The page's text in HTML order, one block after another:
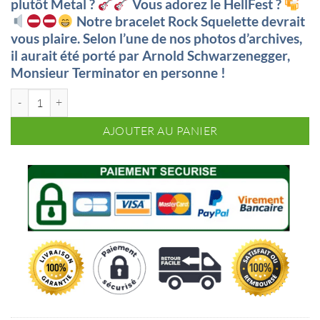
était :
35,47€.
est :
23,99€.
plutôt Metal ?
Vous adorez le HellFest ?
Notre bracelet Rock Squelette devrait
vous plaire. Selon l’une de nos photos d’archives,
il aurait été porté par Arnold Schwarzenegger,
Monsieur Terminator en personne !
AJOUTER AU PANIER